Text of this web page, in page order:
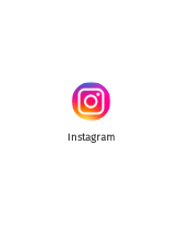
Instagram